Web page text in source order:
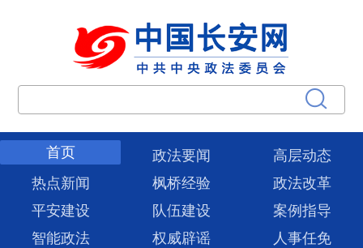
首页 政法要闻
高层动态
热点新闻
枫桥经验
政法改革
平安建设
队伍建设
案例指导
智能政法
权威辟谣
人事任免